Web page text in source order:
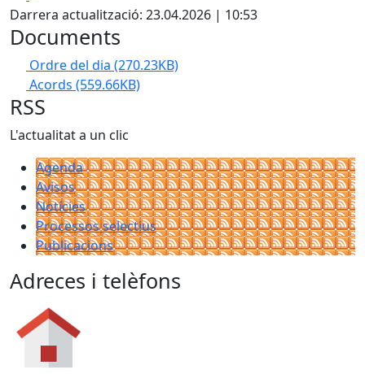
Darrera actualització: 23.04.2026 | 10:53
Documents
Ordre del dia (270.23KB)
Acords (559.66KB)
RSS
L'actualitat a un clic
Agenda
Avisos
Notícies
Processos selectius
Publicacions
Adreces i telèfons